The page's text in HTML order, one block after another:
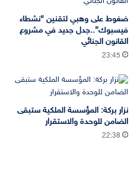
ضغوط على وهبي لتقنين “نشطاء
فيسبوك”..جدل جديد في مشروع
القانون الجنائي
23:45
نزار بركة: المؤسسة الملكية ستبقى
الضامن للوحدة والاستقرار
22:38